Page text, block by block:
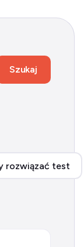
Szukaj
rozwiązać test